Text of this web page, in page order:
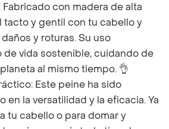
con madera de alta
tacto y gentil con tu cabello y
y roturas. Su uso
de vida sostenible, cuidando de
al mismo tiempo. 👌
Este peine ha sido
en la versatilidad y la eficacia. Ya
tu cabello o para domar y